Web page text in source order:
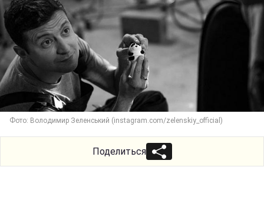
Фото: Володимир Зеленський (instagram.com/zelenskiy_official)
Поделиться